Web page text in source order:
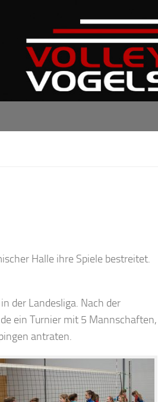
Halle ihre Spiele bestreitet.
der Landesliga. Nach der
ein Turnier mit 5 Mannschaften,
antraten.